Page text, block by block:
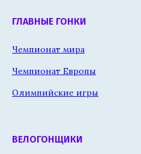
ГЛАВНЫЕ ГОНКИ
Чемпионат мира
Чемпионат Европы
Олимпийские игры
ВЕЛОГОНЩИКИ